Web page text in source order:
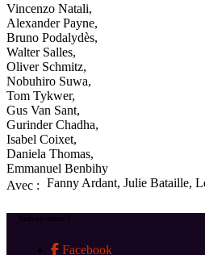
Vincenzo Natali,
Alexander Payne,
Bruno Podalydès,
Walter Salles,
Oliver Schmitz,
Nobuhiro Suwa,
Tom Tykwer,
Gus Van Sant,
Gurinder Chadha,
Isabel Coixet,
Daniela Thomas,
Emmanuel Benbihy
Avec : Fanny Ardant, Julie Bataille,
Suivez-nous !
Facebook